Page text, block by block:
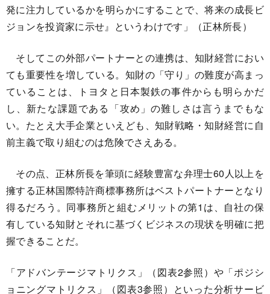
発に注力しているかを明らかにすることで、将来の成長ビ
ジョンを投資家に示せ』というわけです」（正林所長）
そしてこの外部パートナーとの連携は、知財経営におい
ても重要性を増している。知財の「守り」の難度が高まっ
ていることは、トヨタと日本製鉄の事件からも明らかだ
し、新たな課題である「攻め」の難しさは言うまでもな
い。たとえ大手企業といえども、知財戦略・知財経営に自
前主義で取り組むのは危険でさえある。
その点、正林所長を筆頭に経験豊富な弁理士60人以上を
擁する正林国際特許商標事務所はベストパートナーとなり
得るだろう。同事務所と組むメリットの第1は、自社の保
有している知財とそれに基づくビジネスの現状を明確に把
握できることだ。
「アドバンテージマトリクス」（図表2参照）や「ポジシ
ョニングマトリクス」（図表3参照）といった分析サービ